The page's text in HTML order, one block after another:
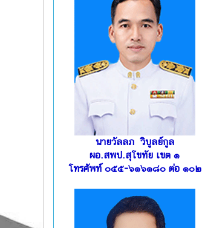
นายวัลลภ วิบูลย์กูล
ผอ.สพป.สุโขทัย เขต ๑
โทรศัพท์ ๐๕๕-๖๑๖๑๘๐ ต่อ ๑๐๒